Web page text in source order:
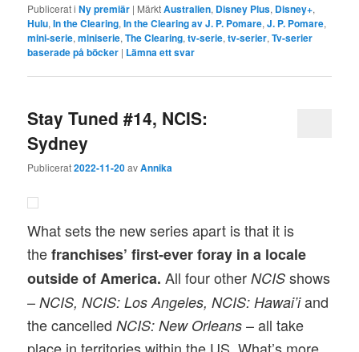
Publicerat i Ny premiär | MärktAustralien, Disney Plus, Disney+,
Hulu,In the Clearing,In the Clearing av J. P. Pomare,J. P. Pomare,
mini-serie,miniserie,The Clearing,tv-serie,tv-serier,Tv-serier
baserade på böcker | Lämna ett svar
Stay Tuned #14, NCIS:
Sydney
Publicerat2022-11-20avAnnika
What sets the new series apart is that it is
thefranchises’ first-ever foray in a locale
outside of America.All four otherNCISshows
–NCIS, NCIS: Los Angeles, NCIS: Hawai’iand
the cancelledNCIS: New Orleans– all take